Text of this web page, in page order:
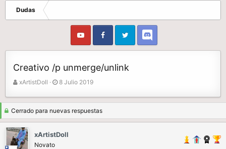
Dudas
Creativo /p unmerge/unlink
A
o
r
xArtistDoll
F
h
a
e
8 Julio 2019
Cerrado para nuevas respuestas
xArtistDoll
Novato